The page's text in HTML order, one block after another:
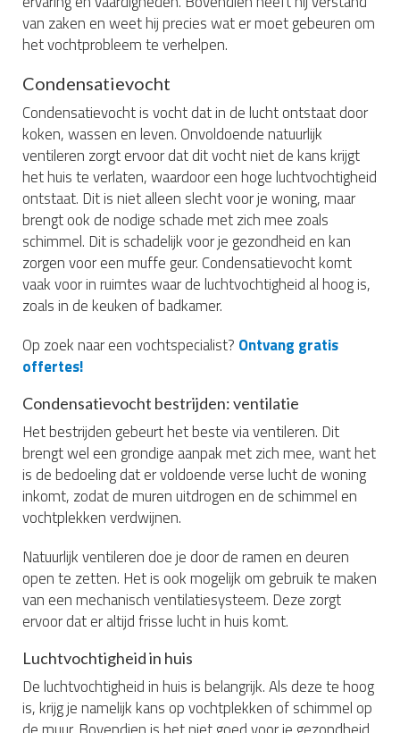
van zaken en weet hij precies wat er moet gebeuren om
het vochtprobleem te verhelpen.
Condensatievocht
Condensatievocht is vocht dat in de lucht ontstaat door
koken, wassen en leven. Onvoldoende natuurlijk
ventileren zorgt ervoor dat dit vocht niet de kans krijgt
het huis te verlaten, waardoor een hoge luchtvochtigheid
ontstaat. Dit is niet alleen slecht voor je woning, maar
brengt ook de nodige schade met zich mee zoals
schimmel. Dit is schadelijk voor je gezondheid en kan
zorgen voor een muffe geur. Condensatievocht komt
vaak voor in ruimtes waar de luchtvochtigheid al hoog is,
zoals in de keuken of badkamer.
Op zoek naar een vochtspecialist? Ontvang gratis
offertes!
Condensatievocht bestrijden: ventilatie
Het bestrijden gebeurt het beste via ventileren. Dit
brengt wel een grondige aanpak met zich mee, want het
is de bedoeling dat er voldoende verse lucht de woning
inkomt, zodat de muren uitdrogen en de schimmel en
vochtplekken verdwijnen.
Natuurlijk ventileren doe je door de ramen en deuren
open te zetten. Het is ook mogelijk om gebruik te maken
van een mechanisch ventilatiesysteem. Deze zorgt
ervoor dat er altijd frisse lucht in huis komt.
Luchtvochtigheid in huis
De luchtvochtigheid in huis is belangrijk. Als deze te hoog
is, krijg je namelijk kans op vochtplekken of schimmel op